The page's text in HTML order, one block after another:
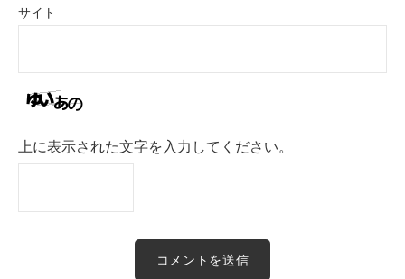
サイト
上に表示された文字を入力してください。